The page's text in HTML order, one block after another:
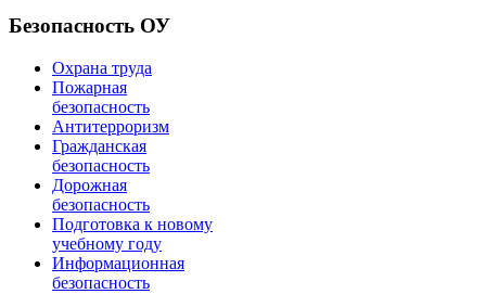
Безопасность ОУ
Охрана труда
Пожарная
безопасность
Антитерроризм
Гражданская
безопасность
Дорожная
безопасность
Подготовка к новому
учебному году
Информационная
безопасность